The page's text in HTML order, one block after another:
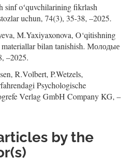
sinf oʻquvchilarining fikrlash
uchun, 74(3), 35-38, –2025.
M.Yaxiyaxonova, O‘qitishning
materiallar bilan tanishish. Молодые
–2025.
R.Volbert, P.Wetzels,
Psychologische
Verlag GmbH Company KG, –
by the